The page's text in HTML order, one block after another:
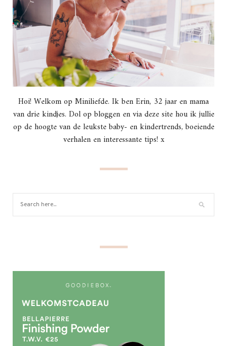
Hoi! Welkom op Miniliefde. Ik ben Erin, 32 jaar en mama
van drie kindjes. Dol op bloggen en via deze site hou ik jullie
op de hoogte van de leukste baby- en kindertrends, boeiende
verhalen en interessante tips! x